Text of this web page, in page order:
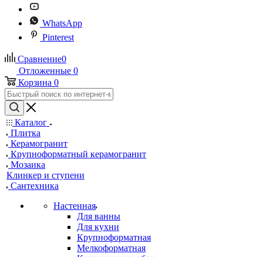
WhatsApp
Pinterest
Сравнение0
Отложенные 0
Корзина 0
Каталог
Плитка
Керамогранит
Крупноформатный керамогранит
Мозаика
Клинкер и ступени
Сантехника
Настенная
Для ванны
Для кухни
Крупноформатная
Мелкоформатная